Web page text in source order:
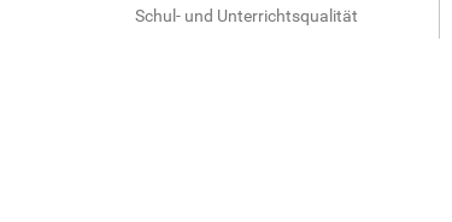
Schul- und Unterrichtsqualität